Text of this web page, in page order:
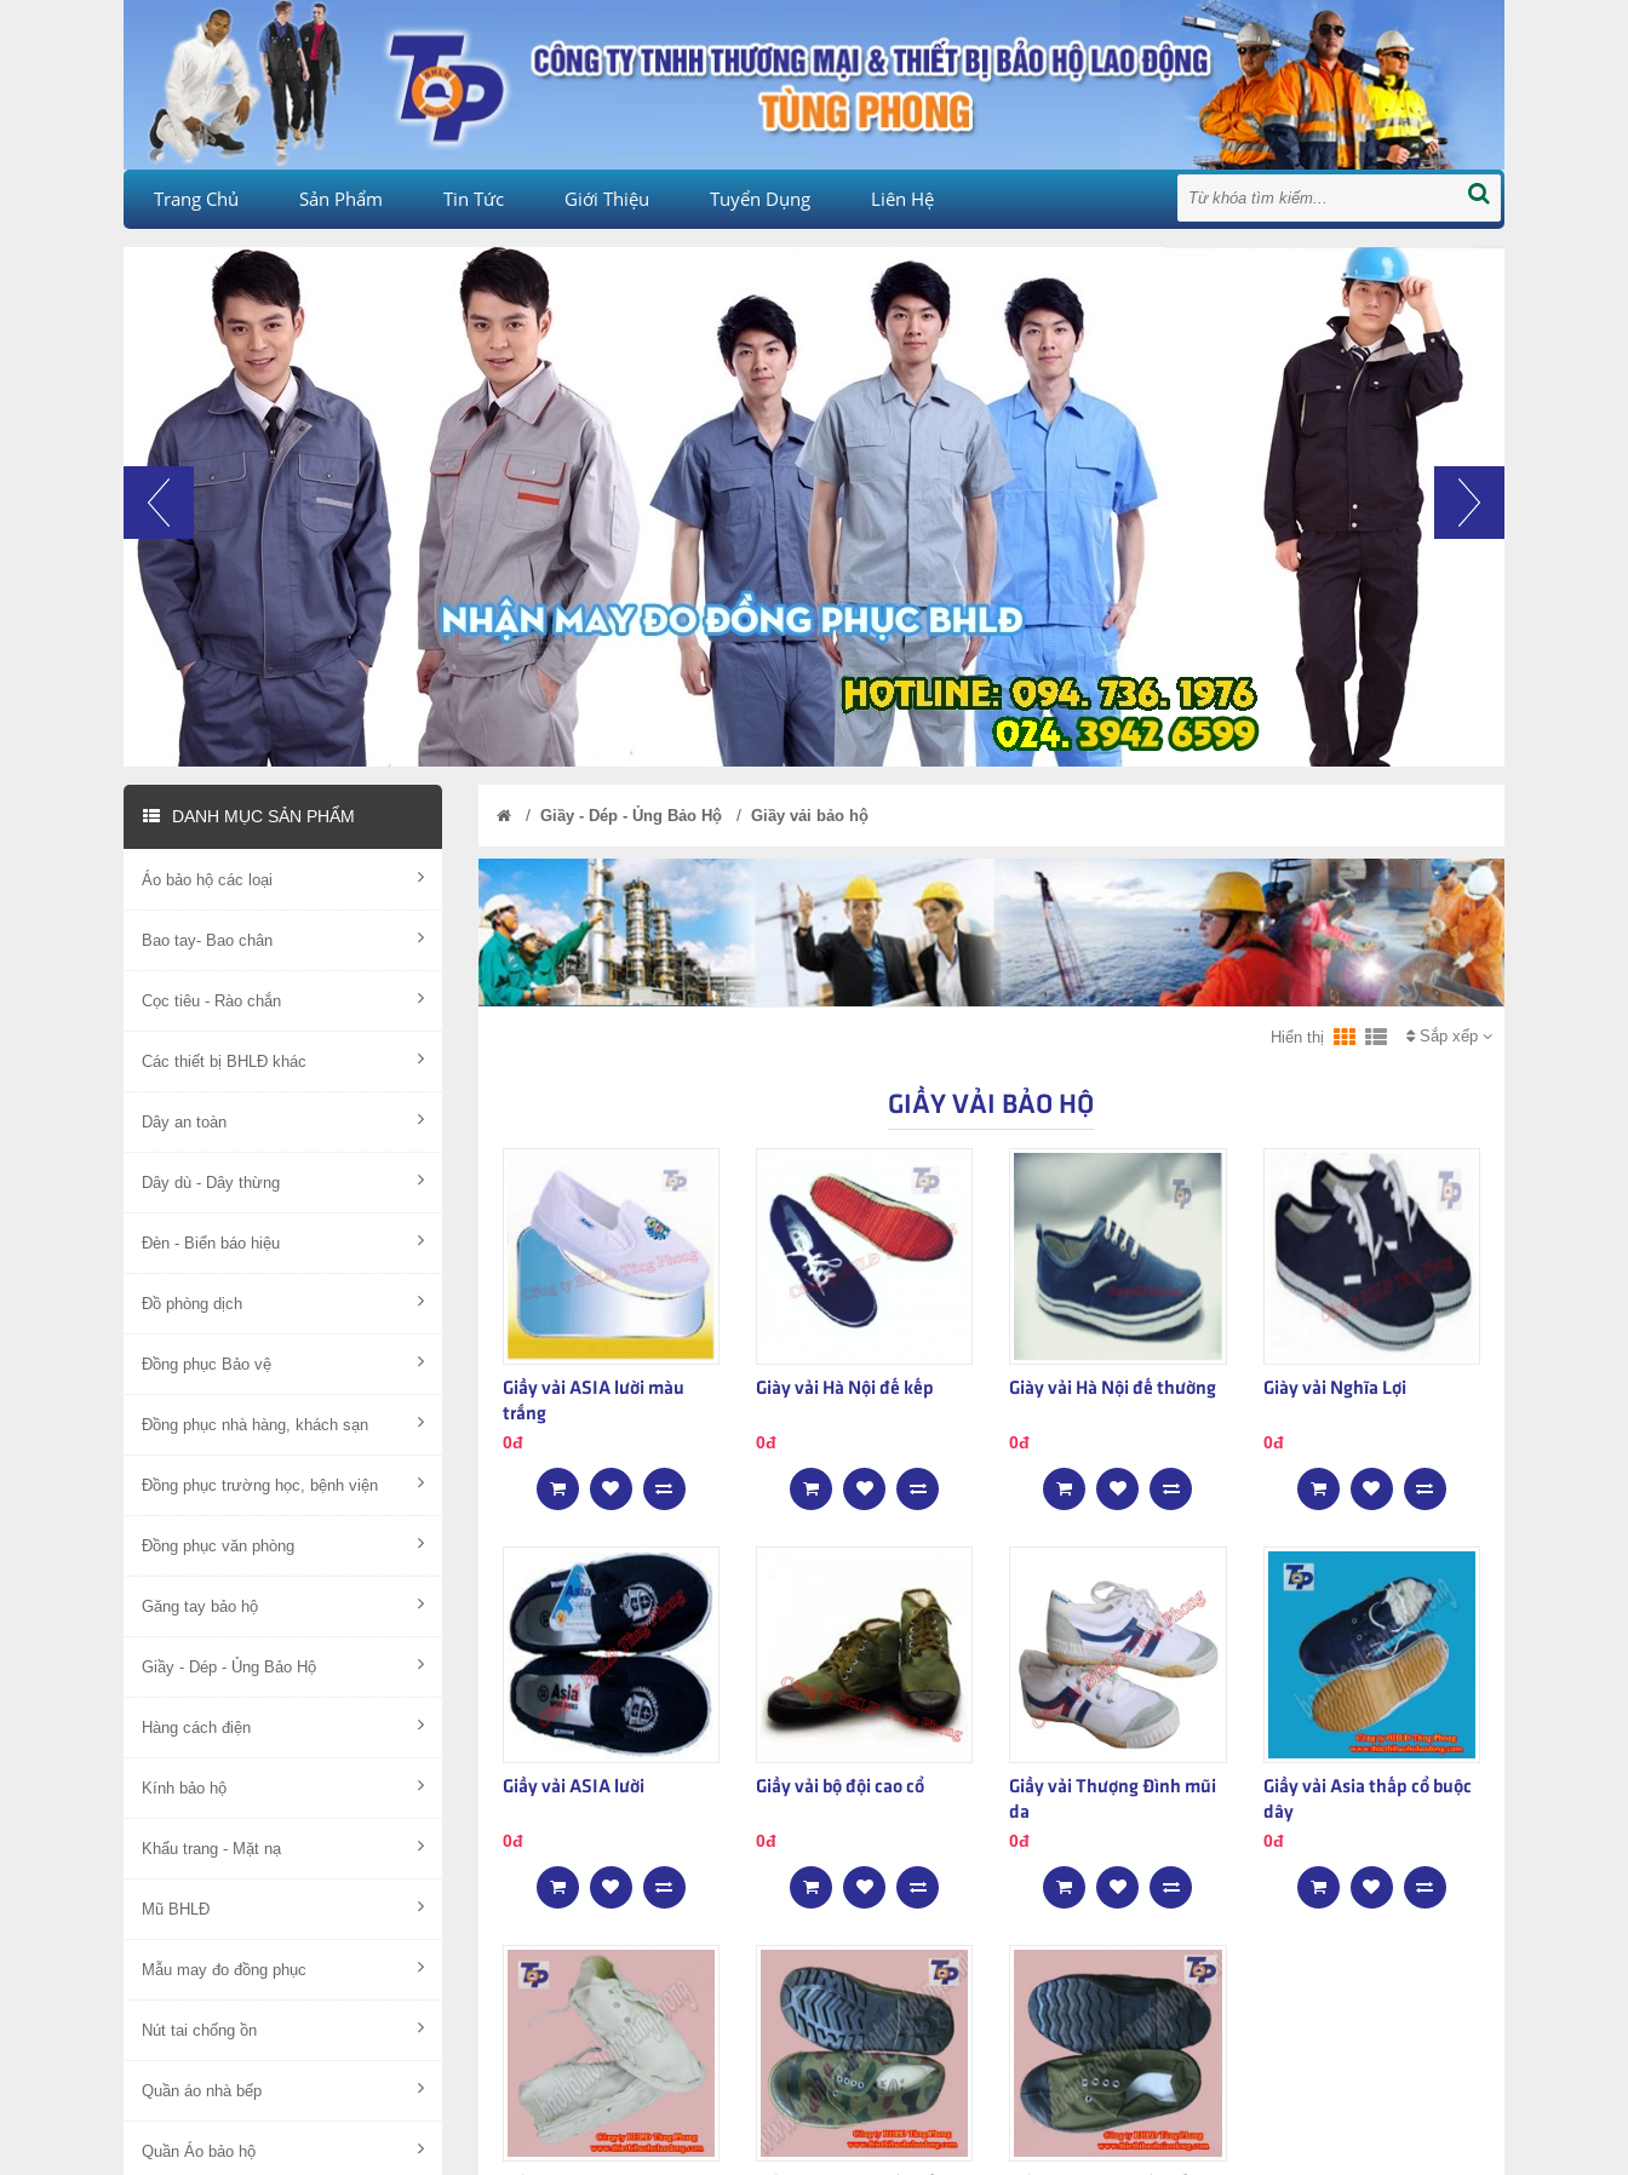
Trang Chủ Sản Phẩm Tin Tức Giới Thiệu Tuyển Dụng Liên Hệ
DANH MỤC SẢN PHẨM
Áo bảo hộ các loại
Bao tay- Bao chân
Cọc tiêu - Rào chắn
Các thiết bị BHLĐ khác
Dây an toàn
Dây dù - Dây thừng
Đèn - Biển báo hiệu
Đồ phòng dịch
Đồng phục Bảo vệ
Đồng phục nhà hàng, khách sạn
Đồng phục trường học, bệnh viện
Đồng phục văn phòng
Găng tay bảo hộ
Giầy - Dép - Ủng Bảo Hộ
Hàng cách điện
Kính bảo hộ
Khẩu trang - Mặt nạ
Mũ BHLĐ
Mẫu may đo đồng phục
Nút tai chống ồn
Quần áo nhà bếp
Quần Áo bảo hộ
/ Giầy - Dép - Ủng Bảo Hộ/ Giầy vải bảo hộ
Sắp xếp
Hiển thị
GIẦY VẢI BẢO HỘ
Giầy vải ASIA lười màu
trắng
0đ
Giày vải Hà Nội đế kếp
0đ
Giày vải Hà Nội đế thường
0đ
Giày vải Nghĩa Lợi
0đ
Giầy vải ASIA lười
0đ
Giầy vải bộ đội cao cổ
0đ
Giầy vải Thượng Đình mũi
da
0đ
Giầy vải Asia thấp cổ buộc
dây
0đ